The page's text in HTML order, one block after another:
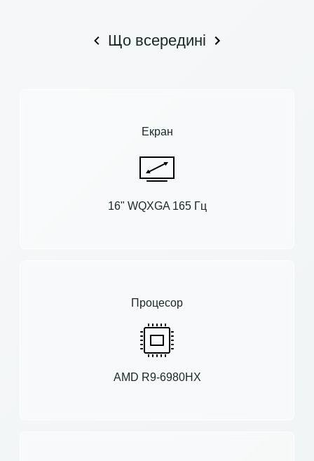
Що всередині
Екран
16" WQXGA 165 Гц
Процесор
AMD R9-6980HX